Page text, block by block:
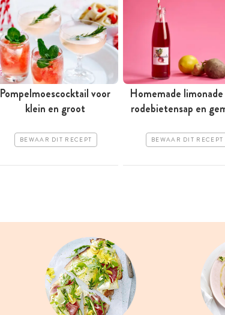
Pompelmoescocktail voor
klein en groot
BEWAAR DIT RECEPT
Homemade
rodebietensap en
BEWAAR DIT RECEPT